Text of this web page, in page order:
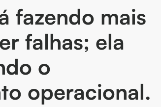
fazendo mais
falhas; ela
o
operacional.